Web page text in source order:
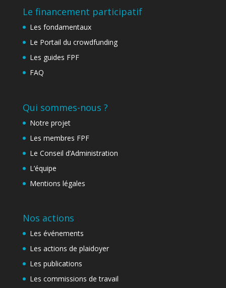
Le financement participatif
Les fondamentaux
Le Portail du crowdfunding
Les guides FPF
FAQ
Qui sommes-nous ?
Notre projet
Les membres FPF
Le Conseil d’Administration
L’équipe
Mentions légales
Nos actions
Les événements
Les actions de plaidoyer
Les publications
Les commissions de travail